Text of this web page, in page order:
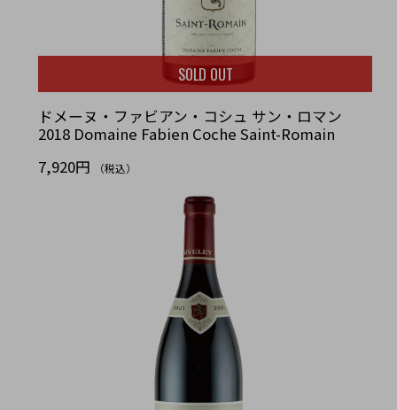
SOLD OUT
ドメーヌ・ファビアン・コシュ サン・ロマン
2018 Domaine Fabien Coche Saint-Romain
7,920円
（税込）